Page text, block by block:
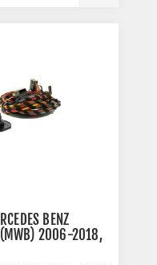
BENZ
(MWB) 2006-2018,